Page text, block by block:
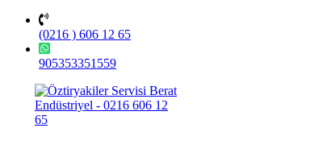
(0216 ) 606 12 65
905353351559